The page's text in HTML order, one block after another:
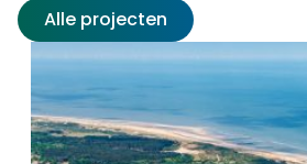
Alle projecten